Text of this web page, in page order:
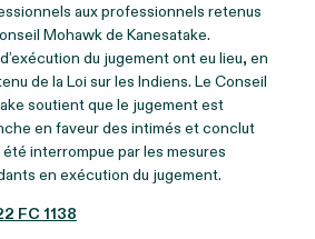
aux professionnels retenus
Mohawk de Kanesatake.
du jugement ont eu lieu, en
de la Loi sur les Indiens. Le Conseil
soutient que le jugement est
en faveur des intimés et conclut
interrompue par les mesures
en exécution du jugement.
FC 1138